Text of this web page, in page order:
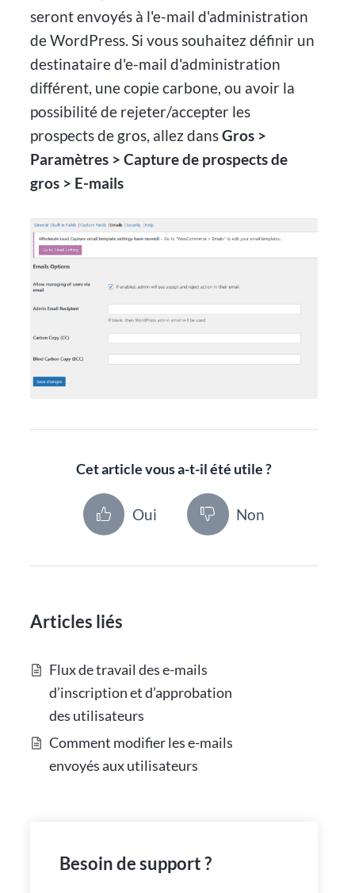
seront envoyés à l'e-mail d'administration
de WordPress. Si vous souhaitez définir un
destinataire d'e-mail d'administration
différent, une copie carbone, ou avoir la
possibilité de rejeter/accepter les
prospects de gros, allez dansGros >
Paramètres > Capture de prospects de
gros > E-mails
Cet article vous a-t-il été utile ?
Oui Non
Articles liés
Flux de travail des e-mails
d’inscription et d’approbation
des utilisateurs
Comment modifier les e-mails
envoyés aux utilisateurs
Besoin de support ?